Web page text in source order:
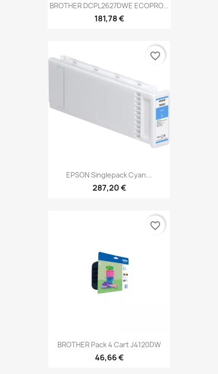
BROTHER DCPL2627DWE ECOPRO...
181,78 €
EPSON Singlepack Cyan...
287,20 €
favorite_border
BROTHER Pack 4 Cart J4120DW
46,66 €
favorite_border